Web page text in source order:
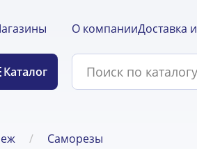
Каталог
О компанииДоставка
Саморезы